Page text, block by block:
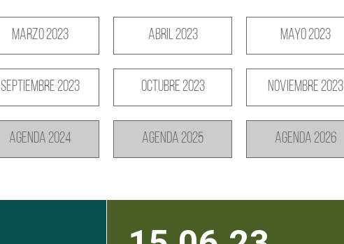
Marzo 2023 Abril 2023 Mayo 2023
Septiembre 2023 Octubre 2023 Noviembre 2023
Agenda 2024 Agenda 2025 Agenda 2026